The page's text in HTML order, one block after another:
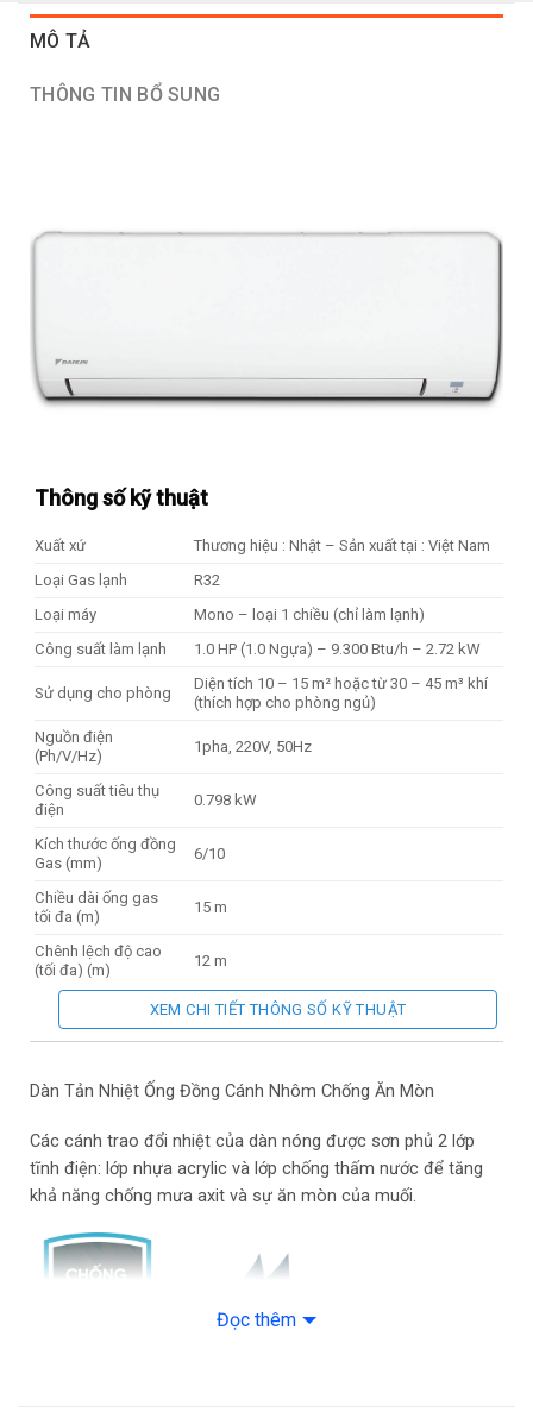
MÔ TẢ
THÔNG TIN BỔ SUNG
Thông số kỹ thuật
Xuất xứ
Thương hiệu : Nhật – Sản xuất tại : Việt Nam
Loại Gas lạnh
R32
Loại máy
Mono – loại 1 chiều (chỉ làm lạnh)
Công suất làm lạnh
1.0 HP (1.0 Ngựa) – 9.300 Btu/h – 2.72 kW
Sử dụng cho phòng
Diện tích 10 – 15 m² hoặc từ 30 – 45 m³ khí
(thích hợp cho phòng ngủ)
Nguồn điện
(Ph/V/Hz)
1pha, 220V, 50Hz
Công suất tiêu thụ
điện
0.798 kW
Kích thước ống đồng
Gas (mm)
6/10
Chiều dài ống gas
tối đa (m)
15 m
Chênh lệch độ cao
(tối đa) (m)
12 m
lượng CSPF
3.62
Model dàn lạnh
FTF25XAV1V
Kích thước dàn lạnh
(mm)
28.3 x 77 x 24.2 cm
Trọng lượng dàn
lạnh (Kg)
RF25XAV1V
XEM CHI TIẾT THÔNG SỐ KỸ THUẬT
Dàn Tản Nhiệt Ống Đồng Cánh Nhôm Chống Ăn Mòn
Các cánh trao đổi nhiệt của dàn nóng được sơn phủ 2 lớp
tĩnh điện: lớp nhựa acrylic và lớp chống thấm nước để tăng
khả năng chống mưa axit và sự ăn mòn của muối.
Đọc thêm